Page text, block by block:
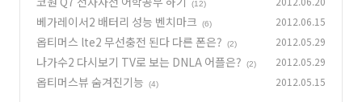
(12)
베가레이서2 배터리 성능 벤치마크 (6) 2012.06.15
옵티머스 lte2 무선충전 된다 다른 폰은? (2) 2012.05.29
나가수2 다시보기 TV로 보는 DNLA 어플은? (2) 2012.05.29
옵티머스뷰 숨겨진기능 (4) 2012.05.15